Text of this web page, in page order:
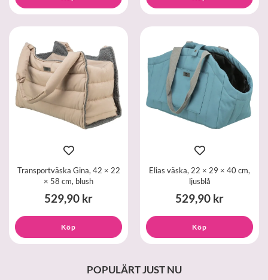
Transportväska Gina, 42 × 22
× 58 cm, blush
529,90 kr
Köp
Elias väska, 22 × 29 × 40 cm,
ljusblå
529,90 kr
Köp
POPULÄRT JUST NU